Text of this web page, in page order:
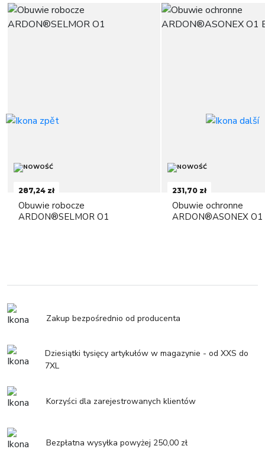
287,24 zł
Obuwie robocze
ARDON®SELMOR O1
231,70 zł
Obuwie ochronne
ARDON®ASONEX O1
Zakup bezpośrednio od producenta
Dziesiątki tysięcy artykułów w magazynie - od XXS do
7XL
Korzyści dla zarejestrowanych klientów
Bezpłatna wysyłka powyżej 250,00 zł